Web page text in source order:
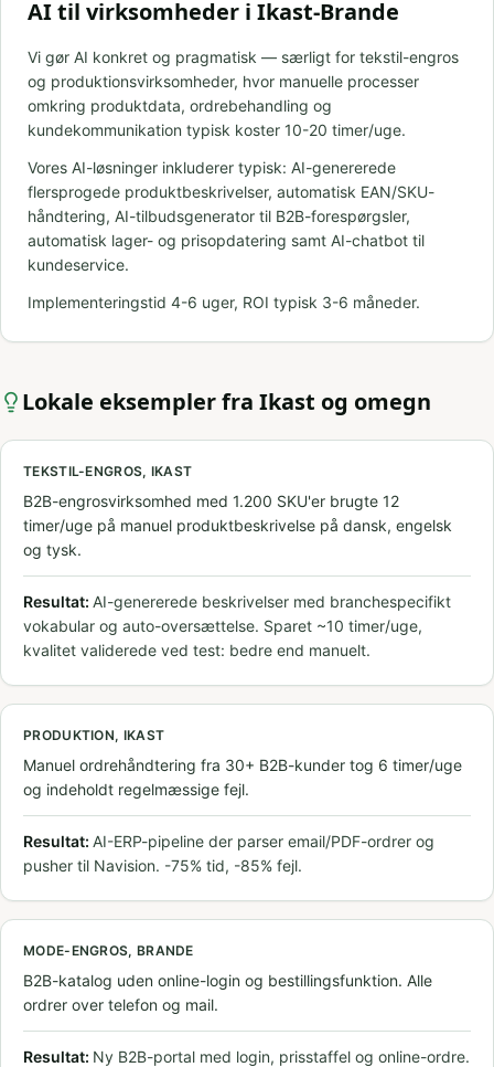
AI til virksomheder i Ikast-Brande
Vi gør AI konkret og pragmatisk — særligt for tekstil-engros
og produktionsvirksomheder, hvor manuelle processer
omkring produktdata, ordrebehandling og
kundekommunikation typisk koster 10-20 timer/uge.
Vores AI-løsninger inkluderer typisk: AI-genererede
flersprogede produktbeskrivelser, automatisk EAN/SKU-
håndtering, AI-tilbudsgenerator til B2B-forespørgsler,
automatisk lager- og prisopdatering samt AI-chatbot til
kundeservice.
Implementeringstid 4-6 uger, ROI typisk 3-6 måneder.
Lokale eksempler fra Ikast og omegn
TEKSTIL-ENGROS, IKAST
B2B-engrosvirksomhed med 1.200 SKU'er brugte 12
timer/uge på manuel produktbeskrivelse på dansk, engelsk
og tysk.
Resultat: AI-genererede beskrivelser med branchespecifikt
vokabular og auto-oversættelse. Sparet ~10 timer/uge,
kvalitet validerede ved test: bedre end manuelt.
PRODUKTION, IKAST
Manuel ordrehåndtering fra 30+ B2B-kunder tog 6 timer/uge
og indeholdt regelmæssige fejl.
Resultat: AI-ERP-pipeline der parser email/PDF-ordrer og
pusher til Navision. -75% tid, -85% fejl.
MODE-ENGROS, BRANDE
B2B-katalog uden online-login og bestillingsfunktion. Alle
ordrer over telefon og mail.
Resultat: Ny B2B-portal med login, prisstaffel og online-ordre.